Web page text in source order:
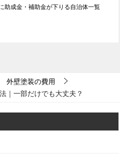
助成金・補助金が下りる自治体一覧
外壁塗装の費用
｜一部だけでも大丈夫？